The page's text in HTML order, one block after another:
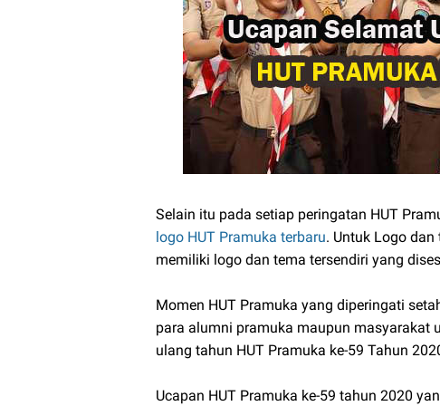
Selain itu pada setiap peringatan HUT
logo HUT Pramuka terbaru. Untuk Logo dan
memiliki logo dan tema tersendiri yang
Momen HUT Pramuka yang diperingati
para alumni pramuka maupun masyarakat
ulang tahun HUT Pramuka ke-59 Tahun
Ucapan HUT Pramuka ke-59 tahun 2020